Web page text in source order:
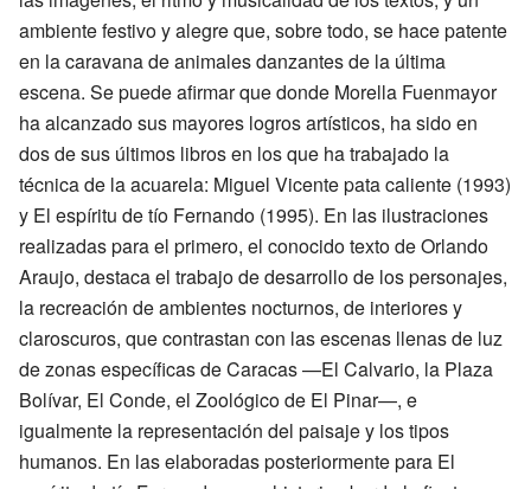
ambiente festivo y alegre que, sobre todo, se hace patente
en la caravana de animales danzantes de la última
escena. Se puede afirmar que donde Morella Fuenmayor
ha alcanzado sus mayores logros artísticos, ha sido en
dos de sus últimos libros en los que ha trabajado la
técnica de la acuarela: Miguel Vicente pata caliente (1993)
y El espíritu de tío Fernando (1995). En las ilustraciones
realizadas para el primero, el conocido texto de Orlando
Araujo, destaca el trabajo de desarrollo de los personajes,
la recreación de ambientes nocturnos, de interiores y
claroscuros, que contrastan con las escenas llenas de luz
de zonas específicas de Caracas —El Calvario, la Plaza
Bolívar, El Conde, el Zoológico de El Pinar—, e
igualmente la representación del paisaje y los tipos
humanos. En las elaboradas posteriormente para El